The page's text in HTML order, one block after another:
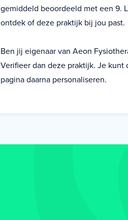
gemiddeld beoordeeld met een 9.
ontdek of deze praktijk bij jou past.
Ben jij eigenaar van Aeon
Verifieer dan deze praktijk. Je kunt
pagina daarna personaliseren.